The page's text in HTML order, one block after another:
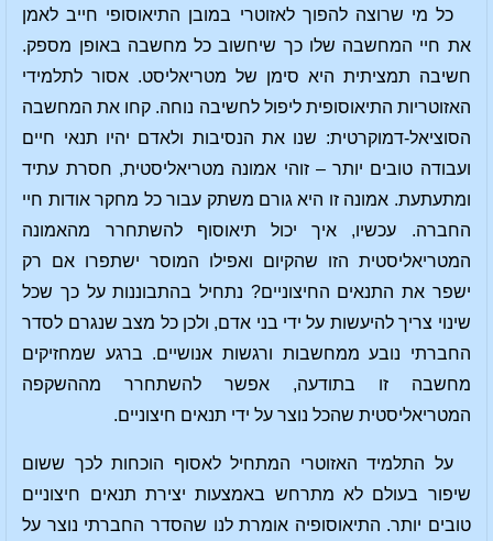
כל מי שרוצה להפוך לאזוטרי במובן התיאוסופי חייב לאמן
את חיי המחשבה שלו כך שיחשוב כל מחשבה באופן מספק.
חשיבה תמציתית היא סימן של מטריאליסט. אסור לתלמידי
האזוטריות התיאוסופית ליפול לחשיבה נוחה. קחו את המחשבה
הסוציאל-דמוקרטית: שנו את הנסיבות ולאדם יהיו תנאי חיים
ועבודה טובים יותר – זוהי אמונה מטריאליסטית, חסרת עתיד
ומתעתעת. אמונה זו היא גורם משתק עבור כל מחקר אודות חיי
החברה. עכשיו, איך יכול תיאוסוף להשתחרר מהאמונה
המטריאליסטית הזו שהקיום ואפילו המוסר ישתפרו אם רק
ישפר את התנאים החיצוניים? נתחיל בהתבוננות על כך שכל
שינוי צריך להיעשות על ידי בני אדם, ולכן כל מצב שנגרם לסדר
החברתי נובע ממחשבות ורגשות אנושיים. ברגע שמחזיקים
מחשבה זו בתודעה, אפשר להשתחרר מההשקפה
המטריאליסטית שהכל נוצר על ידי תנאים חיצוניים.
על התלמיד האזוטרי המתחיל לאסוף הוכחות לכך ששום
שיפור בעולם לא מתרחש באמצעות יצירת תנאים חיצוניים
טובים יותר. התיאוסופיה אומרת לנו שהסדר החברתי נוצר על